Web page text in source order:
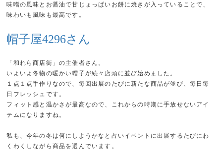
味噌の風味とお醤油で甘じょっぱいお餅に焼きが入っていることで、
味わいも風味も最高です。
帽子屋4296さん
「和れら商店街」の主催者さん。
いよいよ冬物の暖かい帽子が続々店頭に並び始めました。
１点１点手作りなので、毎回出展のたびに新たな商品が並び、毎日毎
日フレッシュです。
フィット感と温かさが最高なので、これからの時期に手放せないアイ
テムになりますね。
私も、今年の冬は何にしようかなと占いイベントに出展するたびにわ
くわくしながら商品を選んでいます。